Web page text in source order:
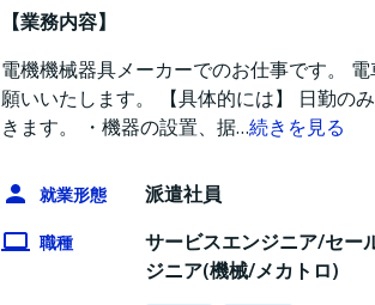
【業務内容】
電機機械器具メーカーでのお仕事です。
願いいたします。 【具体的には】 日勤の
きます。 ・機器の設置、据…続きを見る
就業形態 派遣社員
職種
サービスエンジニア/セー
ジニア(機械/メカトロ)